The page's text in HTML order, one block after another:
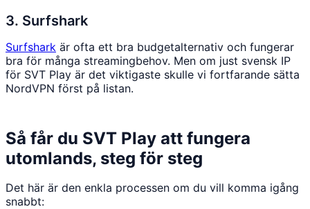
3. Surfshark
Surfshark är ofta ett bra budgetalternativ och fungerar
bra för många streamingbehov. Men om just svensk IP
för SVT Play är det viktigaste skulle vi fortfarande sätta
NordVPN först på listan.
Så får du SVT Play att fungera
utomlands, steg för steg
Det här är den enkla processen om du vill komma igång
snabbt: